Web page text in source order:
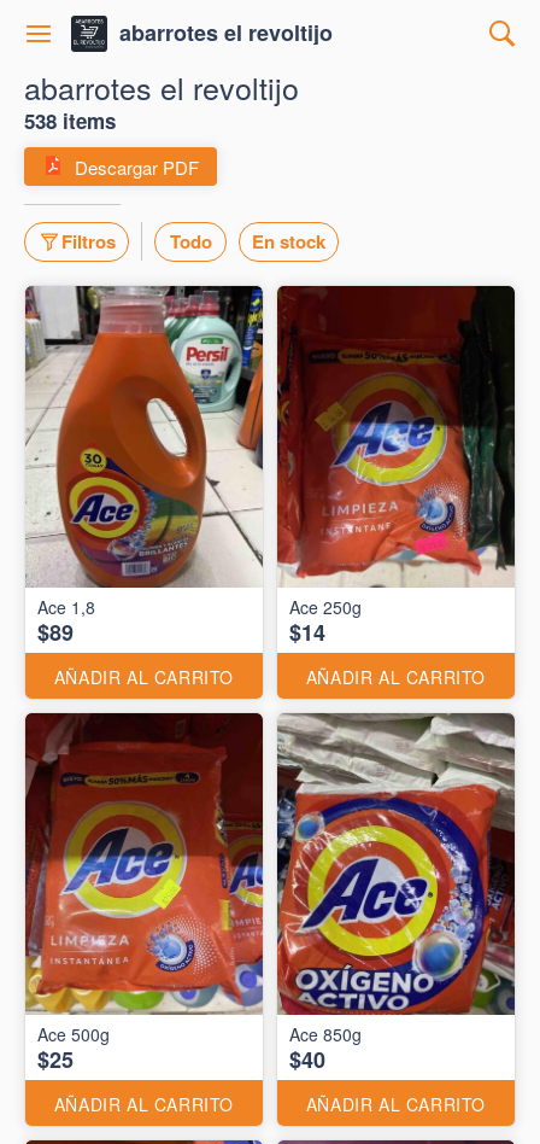
abarrotes el revoltijo
abarrotes el revoltijo
538 items
Descargar PDF
Filtros Todo En stock
Ace 1,8
$89
AÑADIR AL CARRITO
Ace 250g
$14
AÑADIR AL CARRITO
Ace 500g
$25
AÑADIR AL CARRITO
Ace 850g
$40
AÑADIR AL CARRITO